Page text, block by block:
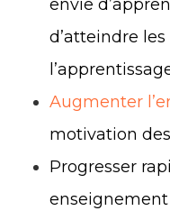
envie
d’atteindre
Augmenter
motivation
Progresser